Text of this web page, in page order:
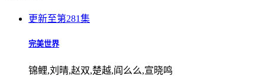
更新至第281集
完美世界
锦鲤,刘晴,赵双,楚越,阎么么,宣晓鸣